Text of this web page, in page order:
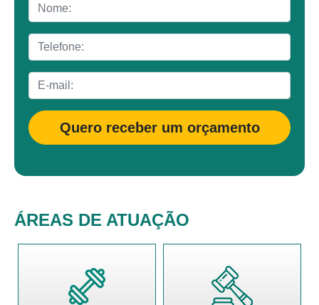
Quero receber um orçamento
ÁREAS DE ATUAÇÃO